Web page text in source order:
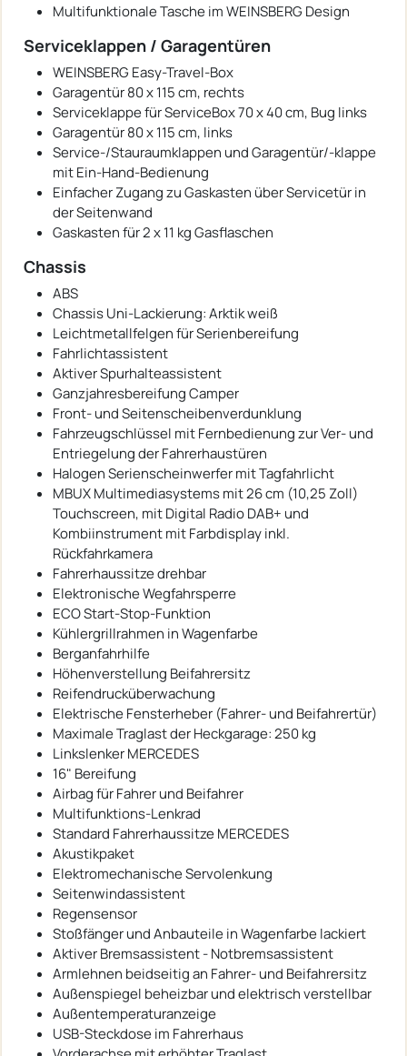
Multifunktionale Tasche im WEINSBERG Design
Serviceklappen / Garagentüren
WEINSBERG Easy-Travel-Box
Garagentür 80 x 115 cm, rechts
Serviceklappe für ServiceBox 70 x 40 cm, Bug links
Garagentür 80 x 115 cm, links
Service-/Stauraumklappen und Garagentür/-klappe
mit Ein-Hand-Bedienung
Einfacher Zugang zu Gaskasten über Servicetür in
der Seitenwand
Gaskasten für 2 x 11 kg Gasflaschen
Chassis
ABS
Chassis Uni-Lackierung: Arktik weiß
Leichtmetallfelgen für Serienbereifung
Fahrlichtassistent
Aktiver Spurhalteassistent
Ganzjahresbereifung Camper
Front- und Seitenscheibenverdunklung
Fahrzeugschlüssel mit Fernbedienung zur Ver- und
Entriegelung der Fahrerhaustüren
Halogen Serienscheinwerfer mit Tagfahrlicht
MBUX Multimediasystems mit 26 cm (10,25 Zoll)
Touchscreen, mit Digital Radio DAB+ und
Kombiinstrument mit Farbdisplay inkl.
Rückfahrkamera
Fahrerhaussitze drehbar
Elektronische Wegfahrsperre
ECO Start-Stop-Funktion
Kühlergrillrahmen in Wagenfarbe
Berganfahrhilfe
Höhenverstellung Beifahrersitz
Reifendrucküberwachung
Elektrische Fensterheber (Fahrer- und Beifahrertür)
Maximale Traglast der Heckgarage: 250 kg
Linkslenker MERCEDES
16" Bereifung
Airbag für Fahrer und Beifahrer
Multifunktions-Lenkrad
Standard Fahrerhaussitze MERCEDES
Akustikpaket
Elektromechanische Servolenkung
Seitenwindassistent
Regensensor
Stoßfänger und Anbauteile in Wagenfarbe lackiert
Aktiver Bremsassistent - Notbremsassistent
Armlehnen beidseitig an Fahrer- und Beifahrersitz
Außenspiegel beheizbar und elektrisch verstellbar
Außentemperaturanzeige
USB-Steckdose im Fahrerhaus